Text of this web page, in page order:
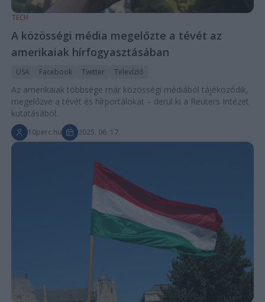
TECH
A közösségi média megelőzte a tévét az
amerikaiak hírfogyasztásában
USA Facebook Twitter Televízió
Az amerikaiak többsége már közösségi médiából tájékozódik,
megelőzve a tévét és hírportálokat – derül ki a Reuters Intézet
kutatásából.
10perc.hu 2025. 06. 17.